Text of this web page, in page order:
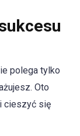
polega tylko
Oto
cieszyć się